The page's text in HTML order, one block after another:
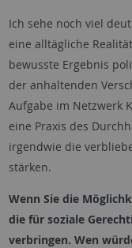
Ich sehe noch viel
eine alltägliche
bewusste Ergebnis
der anhaltenden
Aufgabe im Netzwerk
eine Praxis des
irgendwie die
stärken.
Wenn Sie die
die für soziale
verbringen. Wen